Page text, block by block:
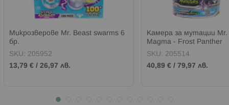
Микрозверове Mr. Beast swarms 6
бр.
SKU: 205952
13,79 € / 26,97 лв.
Камера за мутации Mr.
Magma - Frost Panther
SKU: 205514
40,89 € / 79,97 лв.